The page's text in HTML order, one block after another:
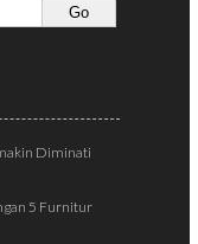
Diminati
5 Furnitur